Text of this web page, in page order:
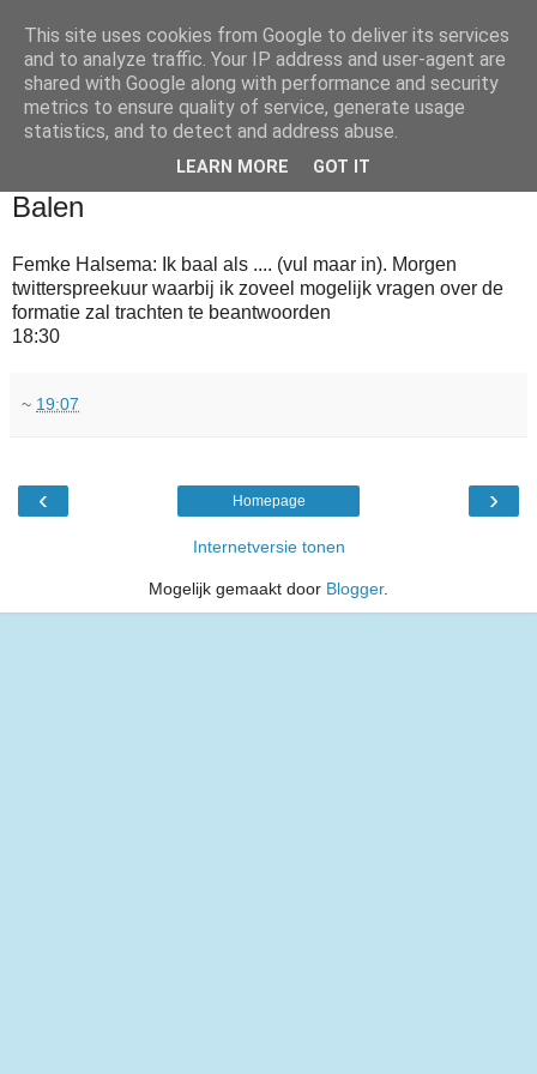
Balen
Femke Halsema: Ik baal als .... (vul maar in). Morgen
twitterspreekuur waarbij ik zoveel mogelijk vragen over de
formatie zal trachten te beantwoorden
18:30
~ 19:07
‹ ›
Homepage
Internetversie tonen
Mogelijk gemaakt door Blogger.
This site uses cookies from Google to deliver its services
and to analyze traffic. Your IP address and user-agent are
shared with Google along with performance and security
metrics to ensure quality of service, generate usage
statistics, and to detect and address abuse.
LEARN MORE GOT IT